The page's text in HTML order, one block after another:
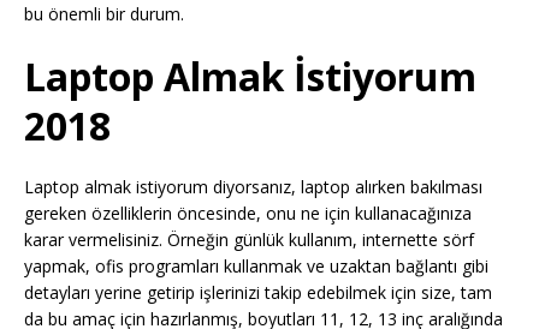
bu önemli bir durum.
Laptop Almak İstiyorum
2018
Laptop almak istiyorum diyorsanız, laptop alırken bakılması
gereken özelliklerin öncesinde, onu ne için kullanacağınıza
karar vermelisiniz. Örneğin günlük kullanım, internette sörf
yapmak, ofis programları kullanmak ve uzaktan bağlantı gibi
detayları yerine getirip işlerinizi takip edebilmek için size, tam
da bu amaç için hazırlanmış, boyutları 11, 12, 13 inç aralığında